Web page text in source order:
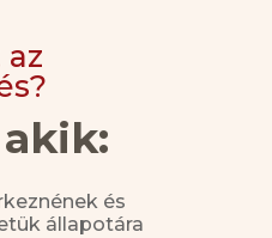
és
állapotára